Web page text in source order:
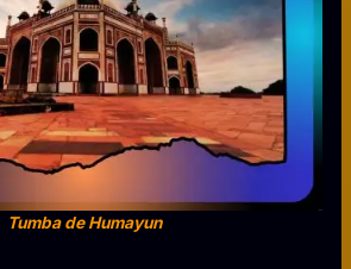
Tumba de Humayun